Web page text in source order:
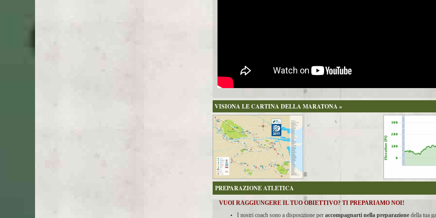
VISIONA LE CARTINA DELLA MARATONA »
PREPARAZIONE ATLETICA
VUOI RAGGIUNGERE IL TUO OBIETTIVO? TI PREPARIAMO NOI!
I nostri coach sono a disposizione per accompagnarti nella preparazione della tua